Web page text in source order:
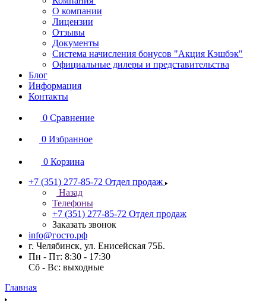
О компании
Лицензии
Отзывы
Документы
Система начисления бонусов "Акция Кэшбэк"
Официальные дилеры и представительства
Блог
Информация
Контакты
0 Сравнение
0 Избранное
0 Корзина
+7 (351) 277-85-72 Отдел продаж
Назад
Телефоны
+7 (351) 277-85-72 Отдел продаж
Заказать звонок
info@госто.рф
г. Челябинск, ул. Енисейская 75Б.
Пн - Пт: 8:30 - 17:30
Сб - Вс: выходные
Главная